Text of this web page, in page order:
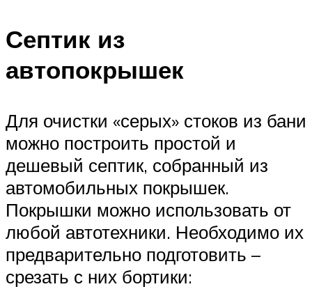
Септик из
автопокрышек
Для очистки «серых» стоков из бани
можно построить простой и
дешевый септик, собранный из
автомобильных покрышек.
Покрышки можно использовать от
любой автотехники. Необходимо их
предварительно подготовить –
срезать с них бортики: